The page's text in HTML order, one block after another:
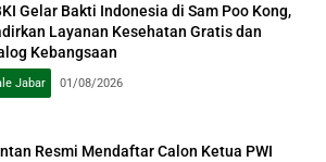
Gelar Bakti Indonesia di Sam Poo Kong,
Layanan Kesehatan Gratis dan
Kebangsaan
Jabar 01/08/2026
Resmi Mendaftar Calon Ketua PWI